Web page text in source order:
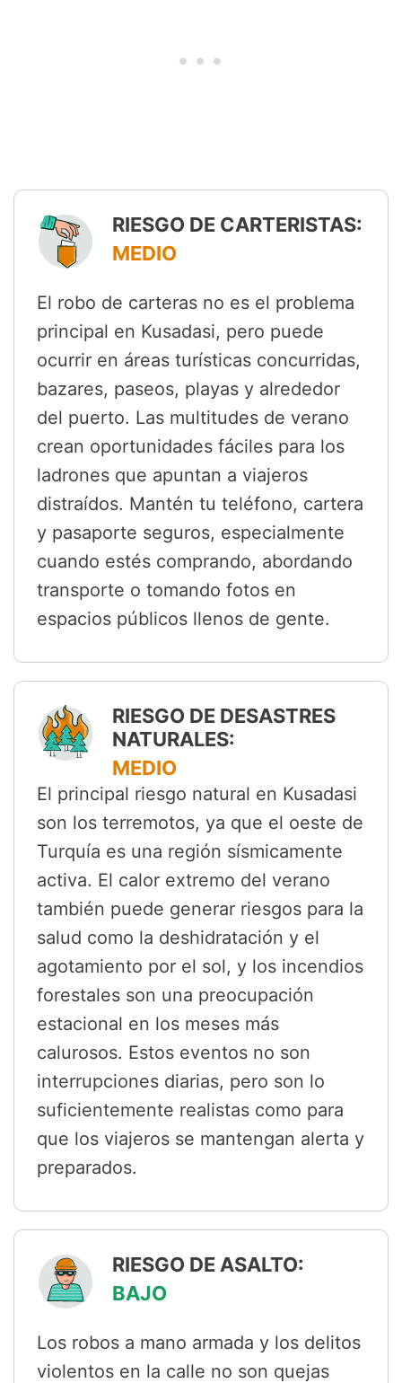
RIESGO DE CARTERISTAS:
MEDIO
El robo de carteras no es el problema
principal en Kusadasi, pero puede
ocurrir en áreas turísticas concurridas,
bazares, paseos, playas y alrededor
del puerto. Las multitudes de verano
crean oportunidades fáciles para los
ladrones que apuntan a viajeros
distraídos. Mantén tu teléfono, cartera
y pasaporte seguros, especialmente
cuando estés comprando, abordando
transporte o tomando fotos en
espacios públicos llenos de gente.
RIESGO DE DESASTRES
NATURALES:
MEDIO
El principal riesgo natural en Kusadasi
son los terremotos, ya que el oeste de
Turquía es una región sísmicamente
activa. El calor extremo del verano
también puede generar riesgos para la
salud como la deshidratación y el
agotamiento por el sol, y los incendios
forestales son una preocupación
estacional en los meses más
calurosos. Estos eventos no son
interrupciones diarias, pero son lo
suficientemente realistas como para
que los viajeros se mantengan alerta y
preparados.
RIESGO DE ASALTO:
BAJO
Los robos a mano armada y los delitos
violentos en la calle no son quejas